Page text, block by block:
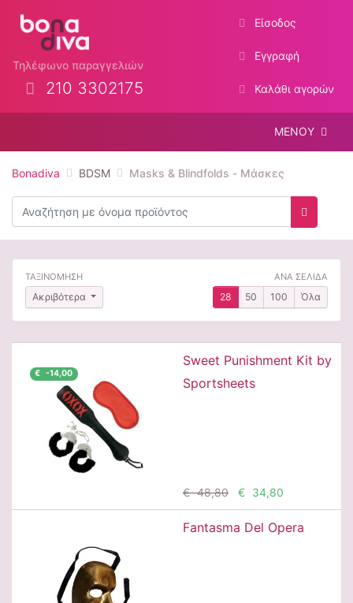
Τηλέφωνο παραγγελιών
210 3302175
Είσοδος
Εγγραφή
Καλάθι αγορών
ΜΕΝΟΥ
Bonadiva BDSM Masks & Blindfolds - Μάσκες
Αναζήτηση
ΤΑΞΙΝΟΜΗΣΗ
Ακριβότερα
ΑΝΑ ΣΕΛΙΔΑ
28 50 100 Όλα
€ -14,00
Προσθήκη
Sweet Punishment Kit by
Sportsheets
€ 48,80 € 34,80
Fantasma Del Opera